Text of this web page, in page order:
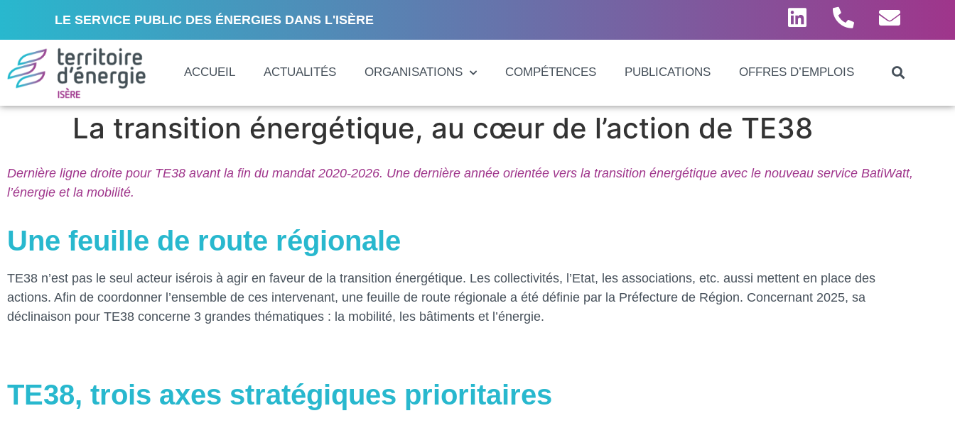
LE SERVICE PUBLIC DES ÉNERGIES DANS L'ISÈRE
ACCUEIL ACTUALITÉS ORGANISATIONS COMPÉTENCES PUBLICATIONS OFFRES D’EMPLOIS
La transition énergétique, au cœur de l’action de TE38
Dernière ligne droite pour TE38 avant la fin du mandat 2020-2026. Une dernière année orientée vers la transition énergétique avec le nouveau service BatiWatt,
l’énergie et la mobilité.
Une feuille de route régionale
TE38 n’est pas le seul acteur isérois à agir en faveur de la transition énergétique. Les collectivités, l’Etat, les associations, etc. aussi mettent en place des
actions. Afin de coordonner l’ensemble de ces intervenant, une feuille de route régionale a été définie par la Préfecture de Région. Concernant 2025, sa
déclinaison pour TE38 concerne 3 grandes thématiques : la mobilité, les bâtiments et l’énergie.
TE38, trois axes stratégiques prioritaires